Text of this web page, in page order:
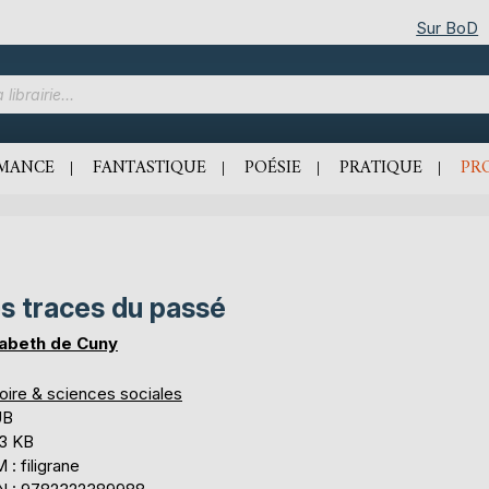
Sur BoD
FANTASTIQUE POÉSIE PRATIQUE
traces du passé
de Cuny
& sciences sociales
KB
: filigrane